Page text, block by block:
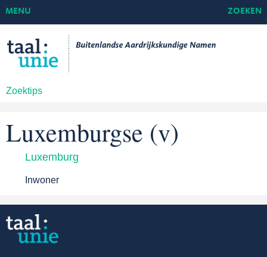
Zoektips
MENU ZOEKEN
Luxemburgse (v)
Luxemburg
Inwoner